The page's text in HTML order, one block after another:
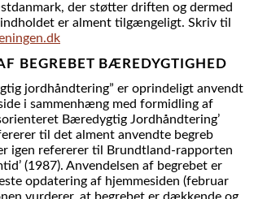
der støtter driften og dermed
er alment tilgængeligt. Skriv til
BEGREBET BÆREDYGTIGHED
jordhåndtering” er oprindeligt anvendt
i sammenhæng med formidling af
Bæredygtig Jordhåndtering’
til det alment anvendte begreb
igen refererer til Brundtland-rapporten
(1987). Anvendelsen af begrebet er
opdatering af hjemmesiden (februar